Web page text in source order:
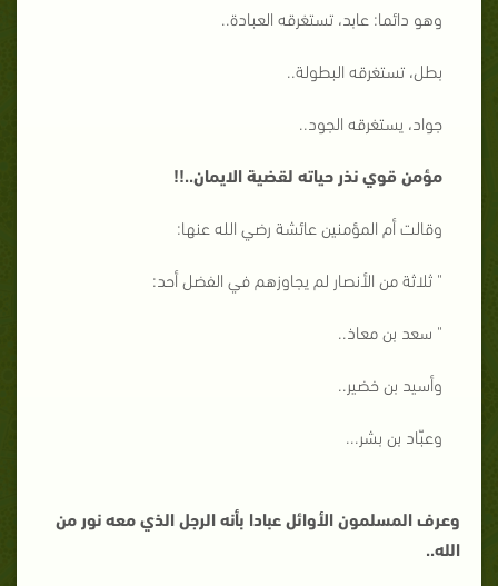
وهو دائما: عابد، تستغرقه العبادة..
بطل، تستغرقه البطولة..
جواد، يستغرقه الجود..
مؤمن قوي نذر حياته لقضية الايمان..!!
وقالت أم المؤمنين عائشة رضي الله عنها:
" ثلاثة من الأنصار لم يجاوزهم في الفضل أحد:
" سعد بن معاذ..
وأسيد بن خضير..
وعبّاد بن بشر...
وعرف المسلمون الأوائل عبادا بأنه الرجل الذي معه نور من
الله..